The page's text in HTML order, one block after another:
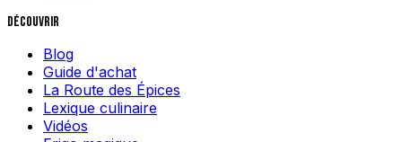
Découvrir
Blog
Guide d'achat
La Route des Épices
Lexique culinaire
Vidéos